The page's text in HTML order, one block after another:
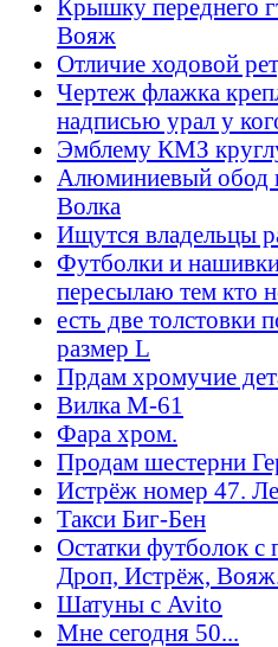
Крышку переднего
Вояж
Отличие ходовой
Чертеж флажка
надписью урал у
Эмблему КМЗ
Алюминиевый обод
Волка
Ищутся владельцы
Футболки и
пересылаю тем кто
есть две толстовки
размер L
Прдам хромучие
Вилка М-61
Фара хром.
Продам шестерни
Истрёж номер 47.
Такси Биг-Бен
Остатки футболок
Дроп, Истрёж,
Шатуны с Avito
Мне сегодня 50...